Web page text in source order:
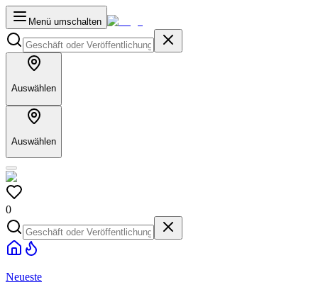
Menü umschalten
Auswählen
Auswählen
0
Neueste